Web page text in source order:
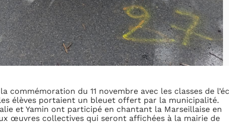
commémoration du 11 novembre avec les classes de
élèves portaient un bleuet offert par la municipalité.
et Yamin ont participé en chantant la Marseillaise en
œuvres collectives qui seront affichées à la mairie de